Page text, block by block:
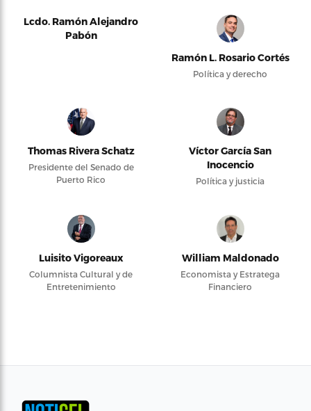
Lcdo. Ramón Alejandro
Pabón
Ramón L. Rosario Cortés
Política y derecho
Thomas Rivera Schatz
Presidente del Senado de
Puerto Rico
Víctor García San
Inocencio
Política y justicia
Luisito Vigoreaux
Columnista Cultural y de
Entretenimiento
William Maldonado
Economista y Estratega
Financiero